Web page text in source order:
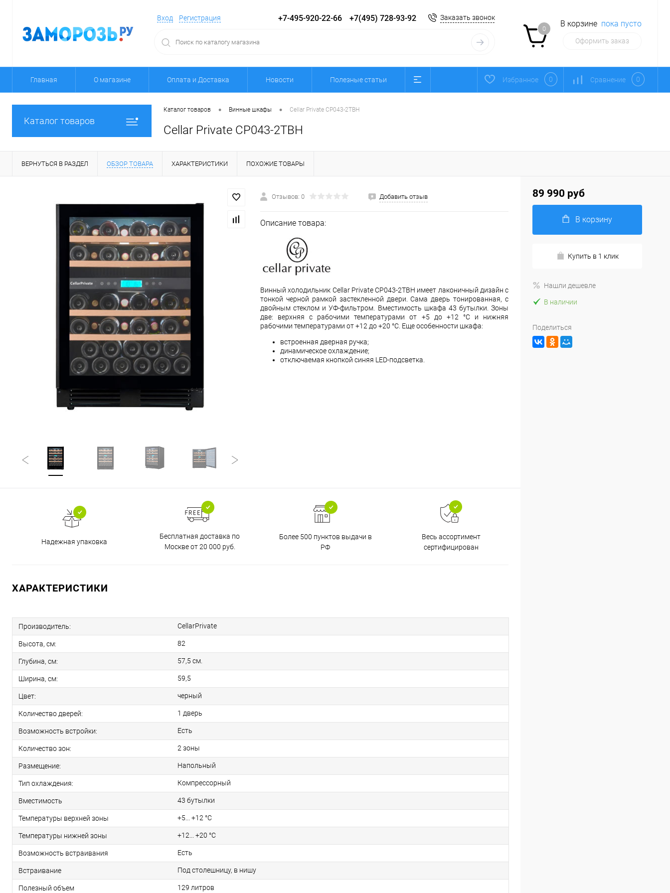
Вход Регистрация +7-495-920-22-66 +7(495) 728-93-92 Заказать звонок
0
В корзине пока пусто
Оформить заказ
Главная О магазине Оплата и Доставка Новости Полезные статьи Избранное 0 Сравнение 0
Каталог товаров
Каталог товаров • Винные шкафы • Cellar Private CP043-2TBH
Cellar Private CP043-2TBH
ВЕРНУТЬСЯ В РАЗДЕЛ ОБЗОР ТОВАРА ХАРАКТЕРИСТИКИ ПОХОЖИЕ ТОВАРЫ
Отзывов: 0 Добавить отзыв
Описание товара:
Винный холодильник Cellar Private CP043-2TBH имеет лаконичный дизайн с
тонкой черной рамкой застекленной двери. Сама дверь тонированная, с
двойным стеклом и УФ-фильтром. Вместимость шкафа 43 бутылки. Зоны
две: верхняя с рабочими температурами от +5 до +12 °C и нижняя
рабочими температурами от +12 до +20 °C. Еще особенности шкафа:
встроенная дверная ручка;
динамическое охлаждение;
отключаемая кнопкой синяя LED-подсветка.
Надежная упаковка
Бесплатная доставка по
Москве от 20 000 руб.
Более 500 пунктов выдачи в
РФ
Весь ассортимент
сертифицирован
ХАРАКТЕРИСТИКИ
Производитель: CellarPrivate
Высота, см: 82
Глубина, см: 57,5 cм.
Ширина, см: 59,5
Цвет: черный
Количество дверей: 1 дверь
Возможность встройки: Есть
Количество зон: 2 зоны
Размещение: Напольный
Тип охлаждения: Компрессорный
Вместимость 43 бутылки
Температуры верхней зоны +5... +12 °С
Температуры нижней зоны +12... +20 °С
Возможность встраивания Есть
Встраивание Под столешницу, в нишу
Полезный объем 129 литров
89 990 руб
В корзину
Купить в 1 клик
Нашли дешевле
В наличии
Поделиться